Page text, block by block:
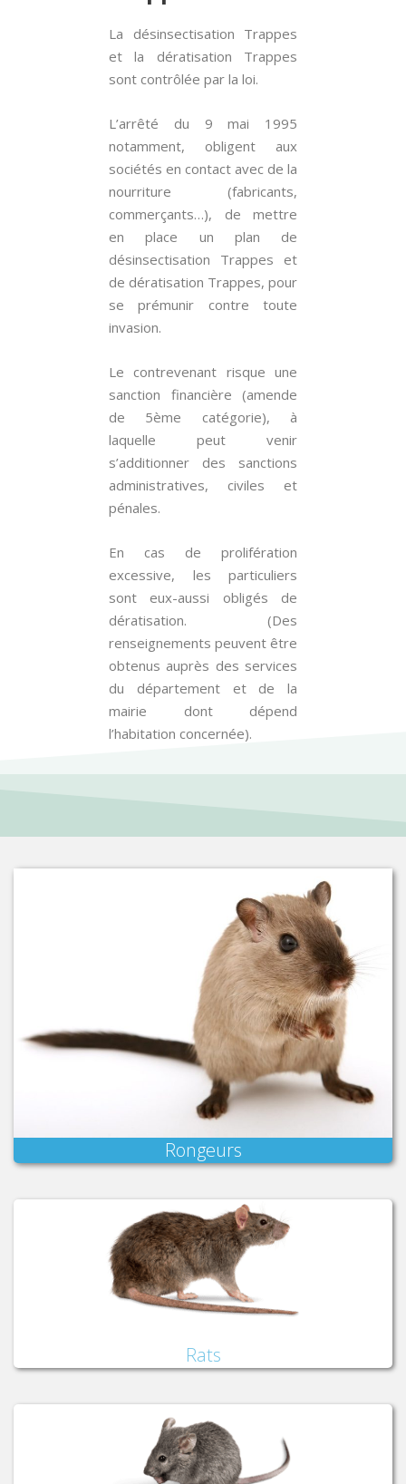
La désinsectisation Trappes
et la dératisation Trappes
sont contrôlée par la loi.
L’arrêté du 9 mai 1995
notamment, obligent aux
sociétés en contact avec de la
nourriture (fabricants,
commerçants…), de mettre
en place un plan de
désinsectisation Trappes et
de dératisation Trappes, pour
se prémunir contre toute
invasion.
Le contrevenant risque une
sanction financière (amende
de 5ème catégorie), à
laquelle peut venir
s’additionner des sanctions
administratives, civiles et
pénales.
En cas de prolifération
excessive, les particuliers
sont eux-aussi obligés de
dératisation. (Des
renseignements peuvent être
obtenus auprès des services
du département et de la
mairie dont dépend
l’habitation concernée).
Rongeurs
Rats